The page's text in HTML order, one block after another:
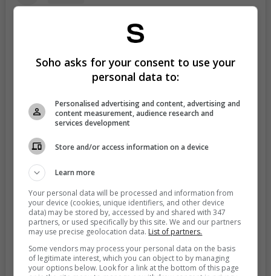
View this post on Instagram
Soho asks for your consent to use your
personal data to:
Personalised advertising and content, advertising and
content measurement, audience research and
services development
Store and/or access information on a device
Learn more
Your personal data will be processed and information from
your device (cookies, unique identifiers, and other device
data) may be stored by, accessed by and shared with 347
partners, or used specifically by this site. We and our partners
may use precise geolocation data. List of partners.
Some vendors may process your personal data on the basis
of legitimate interest, which you can object to by managing
your options below. Look for a link at the bottom of this page